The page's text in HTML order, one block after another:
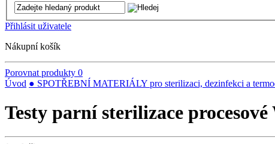
Přihlásit uživatele
Nákupní košík
Porovnat produkty 0
Úvod ● SPOTŘEBNÍ MATERIÁLY pro sterilizaci, dezinfekci a
Testy parní sterilizace